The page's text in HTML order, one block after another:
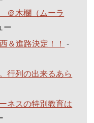
＠木欄（ムーラ
ー
＆進路決定！！
-
行列の出来るあら
ネスの特別教育は